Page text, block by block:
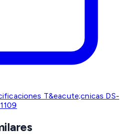
T&eacute;cnicas DS-